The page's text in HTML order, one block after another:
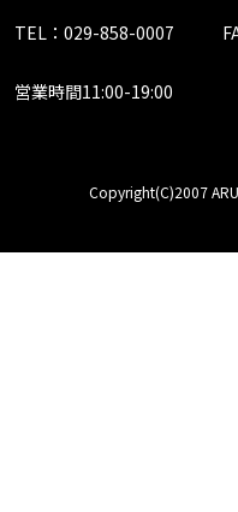
TEL：029-858-0007
営業時間11:00-19:00
Copyright(C)2007